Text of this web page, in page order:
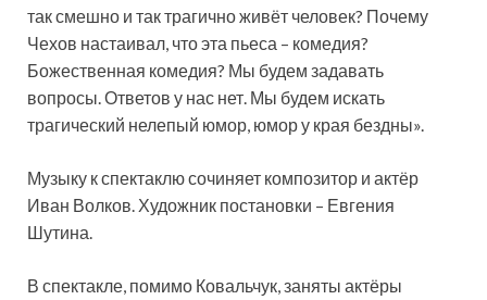
так смешно и так трагично живёт человек? Почему
Чехов настаивал, что эта пьеса – комедия?
Божественная комедия? Мы будем задавать
вопросы. Ответов у нас нет. Мы будем искать
трагический нелепый юмор, юмор у края бездны».
Музыку к спектаклю сочиняет композитор и актёр
Иван Волков. Художник постановки – Евгения
Шутина.
В спектакле, помимо Ковальчук, заняты актёры